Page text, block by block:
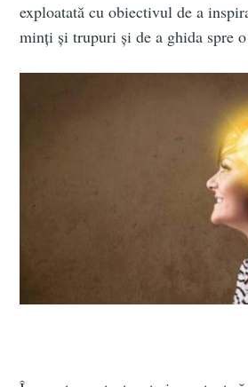
exploatată cu obiectivul de a
minți și trupuri și de a ghida spre